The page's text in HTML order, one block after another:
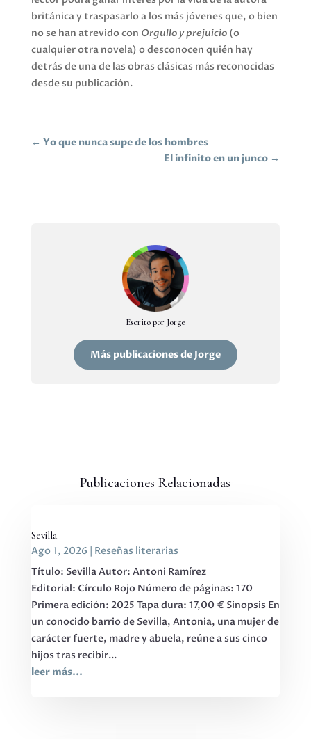
británica y traspasarlo a los más jóvenes que, o bien
no se han atrevido con Orgullo y prejuicio(o
cualquier otra novela) o desconocen quién hay
detrás de una de las obras clásicas más reconocidas
desde su publicación.
← Yo que nunca supe de los hombres
El infinito en un junco →
Escrito por Jorge
Más publicaciones de Jorge
Publicaciones Relacionadas
Sevilla
Ago 1, 2026
Reseñas literarias
Título: Sevilla Autor: Antoni Ramírez
Editorial: Círculo Rojo Número de páginas: 170
Primera edición: 2025 Tapa dura: 17,00 € Sinopsis En
un conocido barrio de Sevilla, Antonia, una mujer de
carácter fuerte, madre y abuela, reúne a sus cinco
hijos tras recibir...
leer más...